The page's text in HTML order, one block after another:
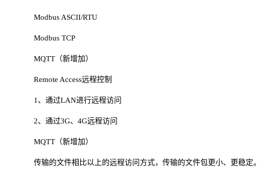
Modbus ASCII/RTU
Modbus TCP
MQTT（新增加）
Remote Access远程控制
1、通过LAN进行远程访问
2、通过3G、4G远程访问
MQTT（新增加）
传输的文件相比以上的远程访问方式，传输的文件包更小、更稳定。